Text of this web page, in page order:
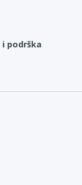
podrška